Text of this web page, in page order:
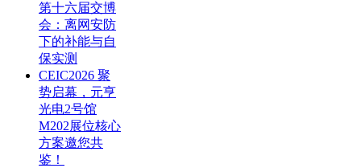
第十六届交博
会：离网安防
下的补能与自
保实测
CEIC2026 聚
势启幕，元亨
光电2号馆
M202展位核心
方案邀您共
鉴！